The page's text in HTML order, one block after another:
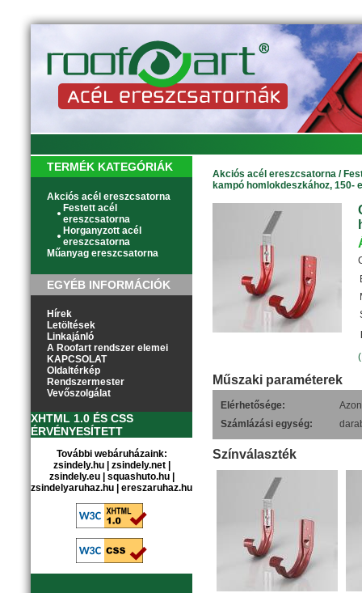
TERMÉK KATEGÓRIÁK
Akciós acél ereszcsatorna
Festett acél
ereszcsatorna
Horganyzott acél
ereszcsatorna
Műanyag ereszcsatorna
EGYÉB INFORMÁCIÓK
Hírek
Letöltések
Linkajánló
A Roofart rendszer elemei
KAPCSOLAT
Oldaltérkép
Rendszermester
Vevőszolgálat
XHTML 1.0 ÉS CSS
ÉRVÉNYESÍTETT
További webáruházaink:
zsindely.hu| zsindely.net|
zsindely.eu| squashuto.hu|
zsindelyaruhaz.hu
ereszaruhaz.hu
Akciós acél ereszcsatorna /
kampó homlokdeszkához, 150-
Műszaki paraméterek
Elérhetősége:
Számlázási egység:
Színválaszték